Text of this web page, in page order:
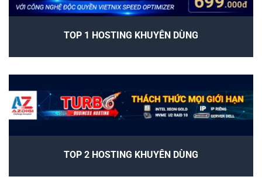
TOP 1 HOSTING KHUYÊN DÙNG
TOP 2 HOSTING KHUYÊN DÙNG